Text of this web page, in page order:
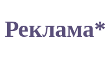
Реклама*